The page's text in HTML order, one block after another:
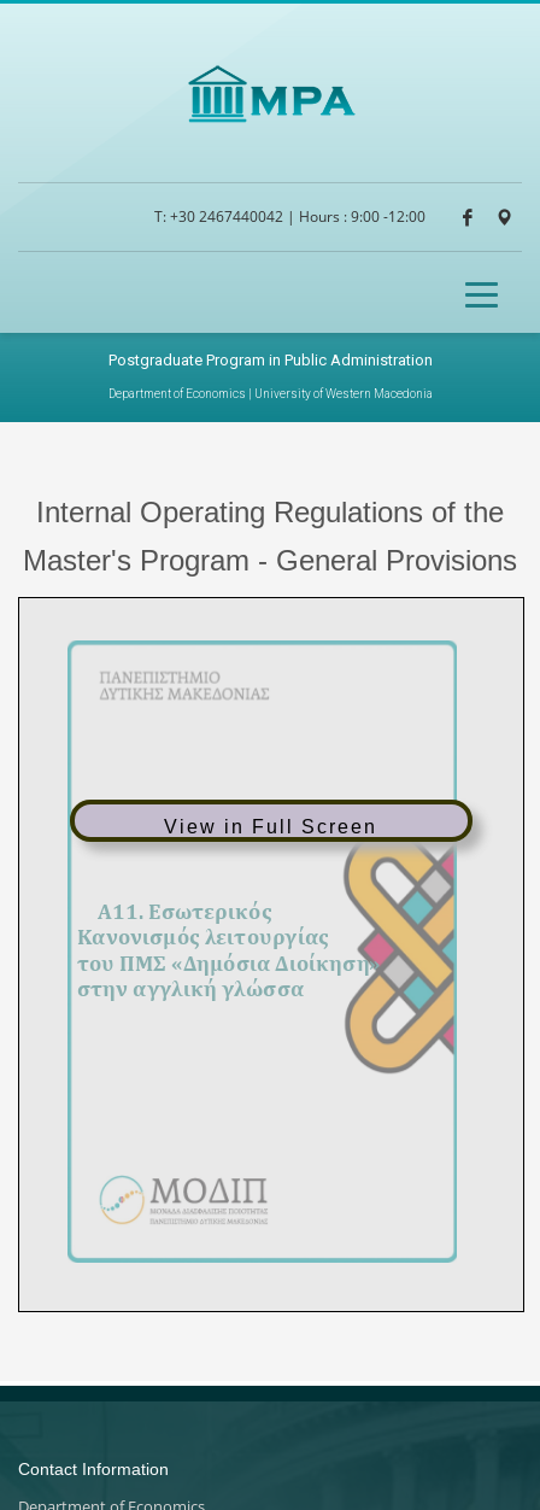
T:+30 2467440042 | Hours : 9:00 -12:00
Postgraduate Program in Public Administration
Department of Economics | University of Western Macedonia
Internal Operating Regulations of the
Master's Program - General Provisions
View in Full Screen
Contact Information